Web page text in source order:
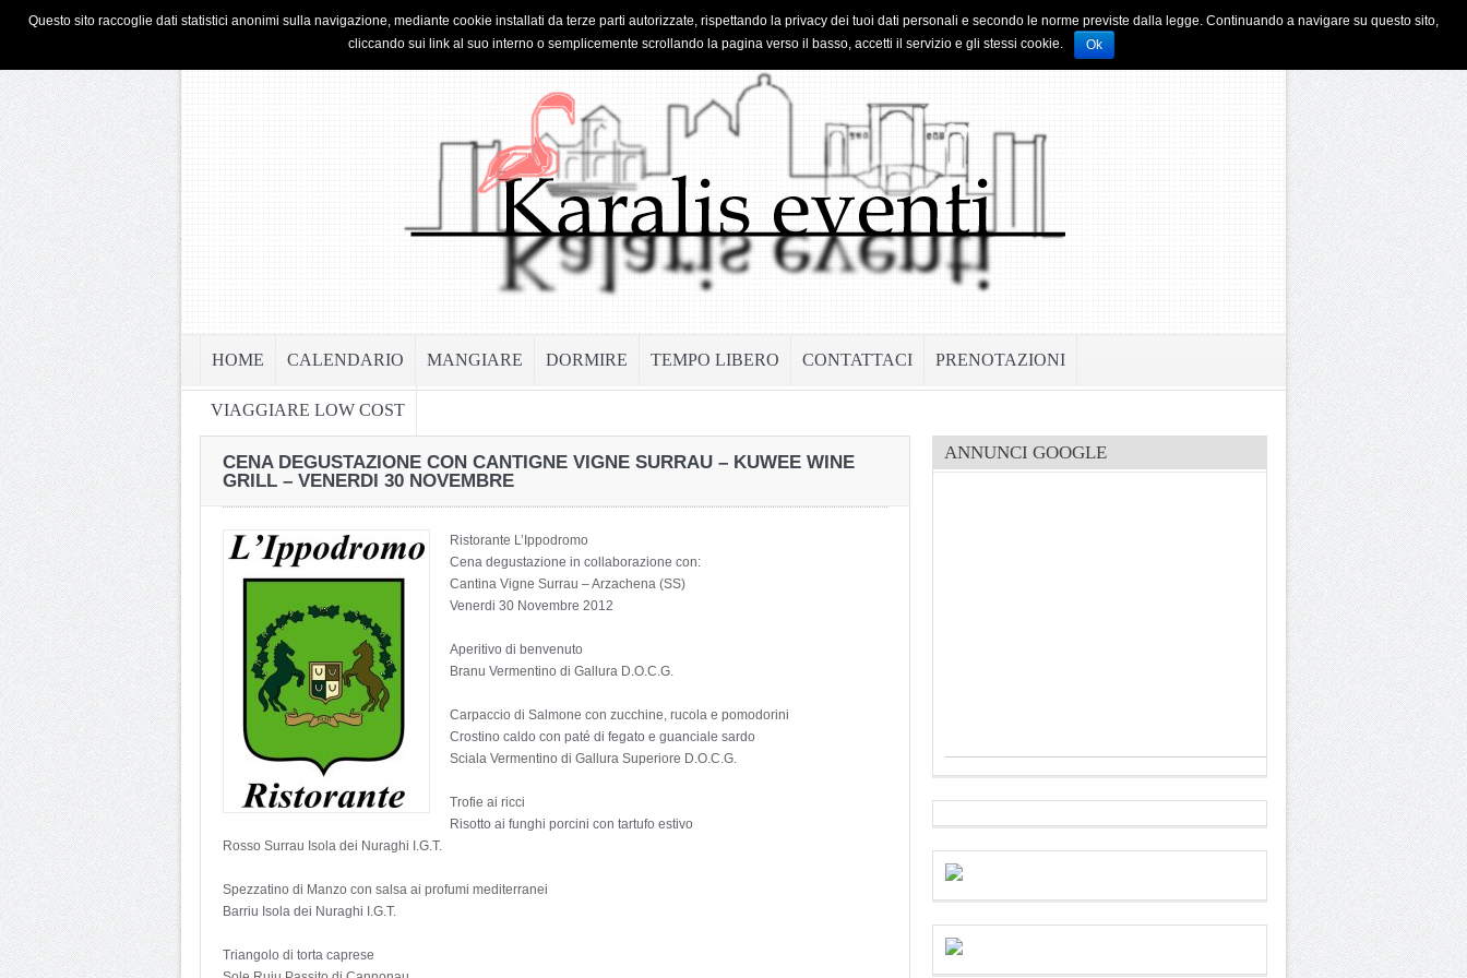
HOME PRIVACY & COOKIE POLICY
HOME CALENDARIO MANGIARE DORMIRE TEMPO LIBERO CONTATTACI PRENOTAZIONI
VIAGGIARE LOW COST
CENA DEGUSTAZIONE CON CANTIGNE VIGNE SURRAU – KUWEE WINE
GRILL – VENERDI 30 NOVEMBRE
Ristorante L’Ippodromo
Cena degustazione in collaborazione con:
Cantina Vigne Surrau – Arzachena (SS)
Venerdi 30 Novembre 2012
Aperitivo di benvenuto
Branu Vermentino di Gallura D.O.C.G.
Carpaccio di Salmone con zucchine, rucola e pomodorini
Crostino caldo con paté di fegato e guanciale sardo
Sciala Vermentino di Gallura Superiore D.O.C.G.
Trofie ai ricci
Risotto ai funghi porcini con tartufo estivo
Rosso Surrau Isola dei Nuraghi I.G.T.
Spezzatino di Manzo con salsa ai profumi mediterranei
Barriu Isola dei Nuraghi I.G.T.
Triangolo di torta caprese
ANNUNCI GOOGLE
Questo sito raccoglie dati statistici anonimi sulla navigazione, mediante cookie installati da terze parti autorizzate, rispettando la privacy dei tuoi dati personali e secondo le norme previste dalla legge. Continuando a navigare su questo sito,
cliccando sui link al suo interno o semplicemente scrollando la pagina verso il basso, accetti il servizio e gli stessi cookie.
Ok